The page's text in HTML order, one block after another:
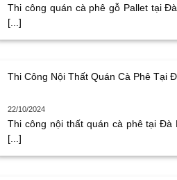
Thi công quán cà phê gỗ Pallet tại
[...]
Thi Công Nội Thất Quán Cà Phê Tại
22/10/2024
Thi công nội thất quán cà phê tại Đà
[...]